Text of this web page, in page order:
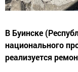
В Буинске
национального
реализуется